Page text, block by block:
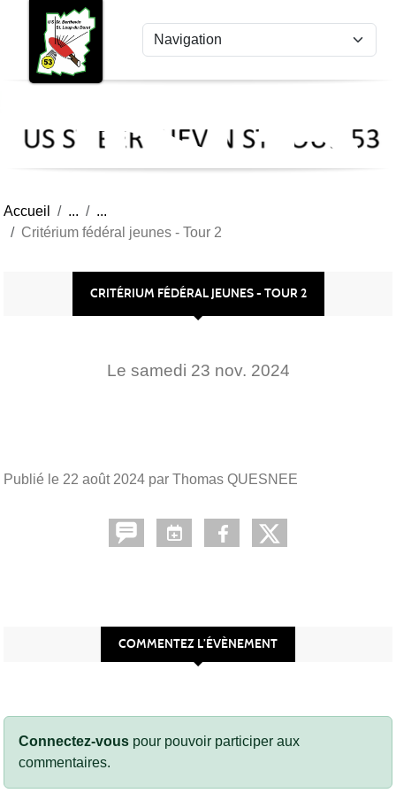
US
St
53
Accueil
Critérium fédéral jeunes - Tour 2
CRITÉRIUM FÉDÉRAL JEUNES - TOUR 2
Le samedi 23 nov. 2024
Publié le 22 août 2024 par Thomas QUESNEE
COMMENTEZ L’ÉVÈNEMENT
Connectez-vous pour pouvoir participer aux
commentaires.
Panneau de gestion des cookies